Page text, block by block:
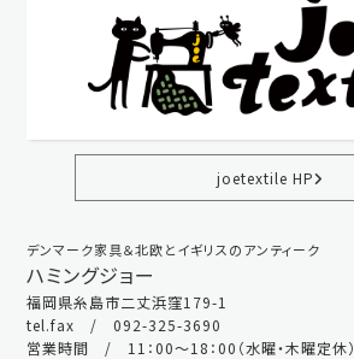
joetextile HP
デンマーク家具＆北欧とイギリスのアンティーク
ハミングジョー
福岡県糸島市二丈浜窪179-1
tel.fax / 092-325-3690
営業時間 / 11：00～18：00（水曜・木曜定休）